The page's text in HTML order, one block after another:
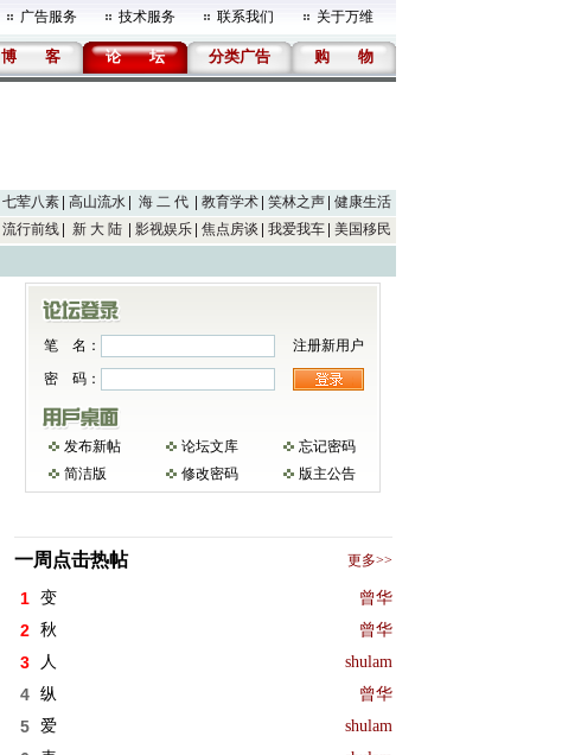
广告服务 技术服务 联系我们 关于万维
博 客 论 坛 分类广告 购 物
七荤八素 高山流水 海 二 代 教育学术 笑林之声
健康生活
流行前线 新 大 陆 影视娱乐 焦点房谈 我爱我车 美国移民
笔 名：
注册新用户
密 码：
发布新帖 论坛文库
忘记密码
简洁版
修改密码 版主公告
一周点击热帖 更多>>
1 变 曾华
2 秋 曾华
3 人 shulam
4 纵 曾华
5 爱 shulam